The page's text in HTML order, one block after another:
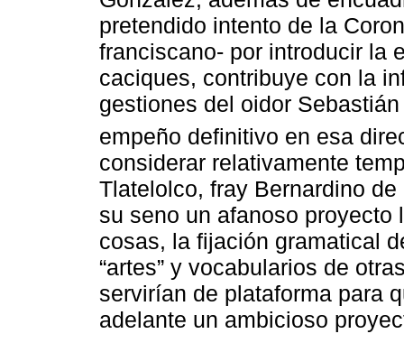
pretendido intento de la
franciscano- por introducir la
caciques, contribuye con la
gestiones del oidor
empeño definitivo en esa
considerar relativamente
Tlatelolco, fray Bernardino
su seno un afanoso
cosas, la fijación gramatical
“artes” y vocabularios de
servirían de plataforma para
adelante un ambicioso